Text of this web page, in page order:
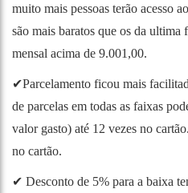
muito mais pessoas terão acesso
são mais baratos que os da ultima
mensal acima de 9.001,00.
✔Parcelamento ficou mais
de parcelas em todas as faixas
valor gasto) até 12 vezes no
no cartão.
✔ Desconto de 5% para a baixa